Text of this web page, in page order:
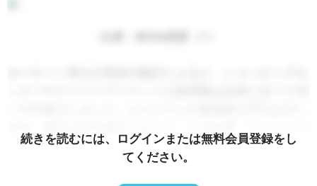
売上高は40%減少しました。ほとんどの店は、魅力的な
プロモーションを提供したり、宅配サービスを宣伝した
続きを読むには、ログインまたは無料会員登録をし
てください。